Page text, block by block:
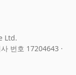
Ltd.
번호 17204643 ·